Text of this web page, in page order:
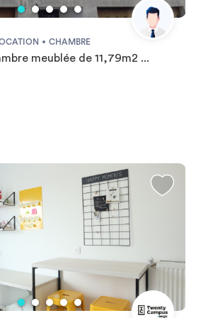
CHAMBRE
meublée de 11,79m2 ...